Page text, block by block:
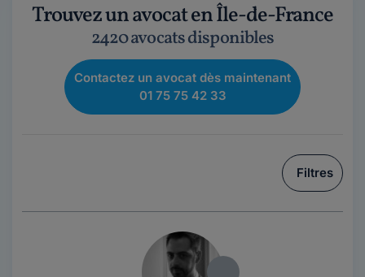
Trouvez un avocat en Île-de-France
2420 avocats disponibles
Contactez un avocat dès maintenant
01 75 75 42 33
Filtres